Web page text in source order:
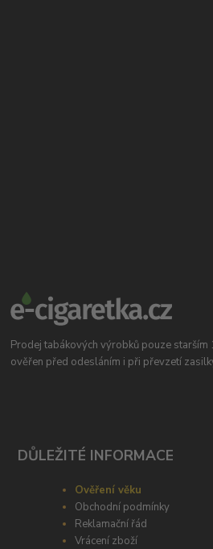
Prodej tabákových výrobků pouze starším
ověřen před odesláním i při převzetí
DŮLEŽITÉ INFORMACE
Ověření věku
Obchodní podmínky
Reklamační řád
Vrácení zboží